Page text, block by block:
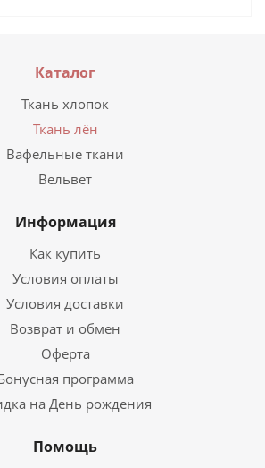
Каталог
Ткань хлопок
Ткань лён
Вафельные ткани
Вельвет
Информация
Как купить
Условия оплаты
Условия доставки
Возврат и обмен
Оферта
программа
на День рождения
Помощь